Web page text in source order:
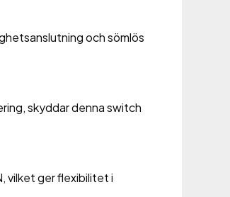
och sömlös
skyddar denna switch
vilket ger flexibilitet i